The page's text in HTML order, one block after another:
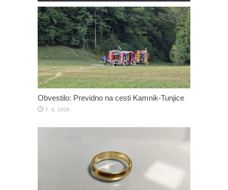
Obvestilo: Previdno na cesti Kamnik-Tunjice
7. 8. 2026